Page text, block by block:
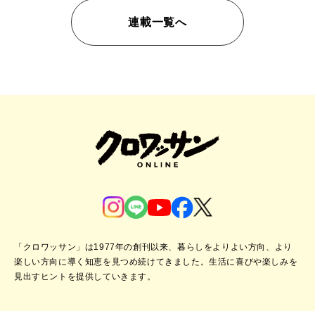
連載一覧へ
「クロワッサン」は1977年の創刊以来、暮らしをよりよい方向、より
楽しい方向に導く知恵を見つめ続けてきました。生活に喜びや楽しみを
見出すヒントを提供していきます。